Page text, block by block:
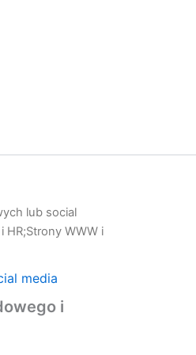
lub social
HR;Strony WWW i
media
i